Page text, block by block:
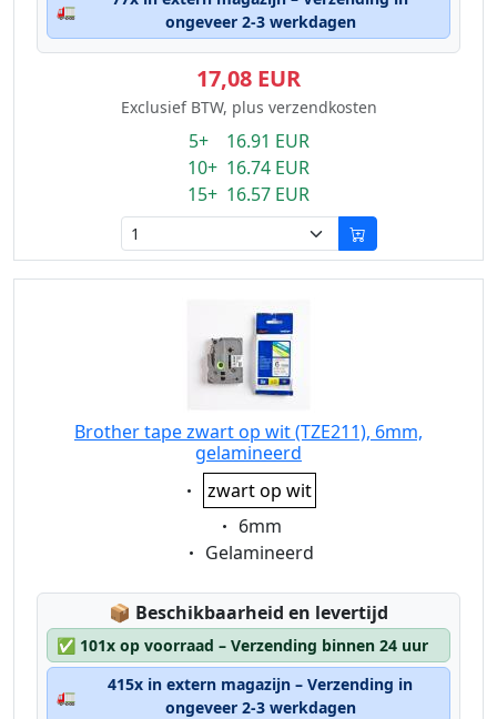
🚛
ongeveer 2-3 werkdagen
17,08 EUR
Exclusief BTW, plus verzendkosten
5+ 16.91 EUR
10+ 16.74 EUR
15+ 16.57 EUR
Brother tape zwart op wit (TZE211), 6mm,
gelamineerd
Eigenschaft:
zwart op wit
Eigenschaft:
6mm
Eigenschaft:
Gelamineerd
📦 Lagerstatus:
Beschikbaarheid en levertijd
✅ 101x op voorraad – Verzending binnen 24 uur
🚛
415x in extern magazijn – Verzending in
ongeveer 2-3 werkdagen